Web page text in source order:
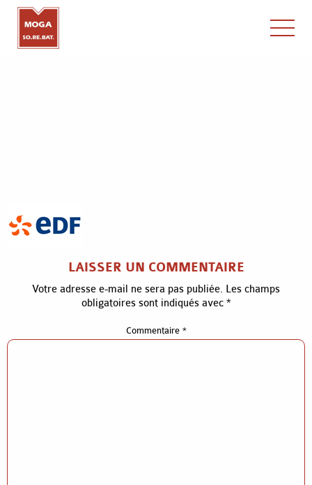
x
LAISSER UN COMMENTAIRE
Votre adresse e-mail ne sera pas publiée. Les champs
obligatoires sont indiqués avec *
Commentaire *